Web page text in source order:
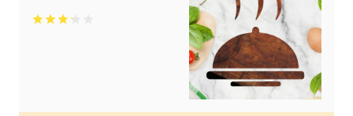
Betyg: 3.17 av 5